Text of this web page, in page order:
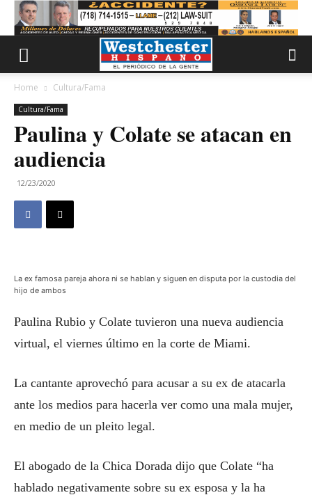
Home Cultura/Fama
Cultura/Fama
Paulina y Colate se atacan en
audiencia
12/23/2020
La ex famosa pareja ahora ni se hablan y siguen en disputa por la custodia del
hijo de ambos
Paulina Rubio y Colate tuvieron una nueva audiencia
virtual, el viernes último en la corte de Miami.
La cantante aprovechó para acusar a su ex de atacarla
ante los medios para hacerla ver como una mala mujer,
en medio de un pleito legal.
El abogado de la Chica Dorada dijo que Colate “ha
hablado negativamente sobre su ex esposa y la ha